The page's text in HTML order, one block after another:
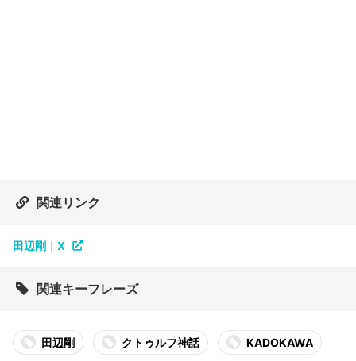
関連リンク
田辺剛｜X
関連キーフレーズ
田辺剛 クトゥルフ神話 KADOKAWA